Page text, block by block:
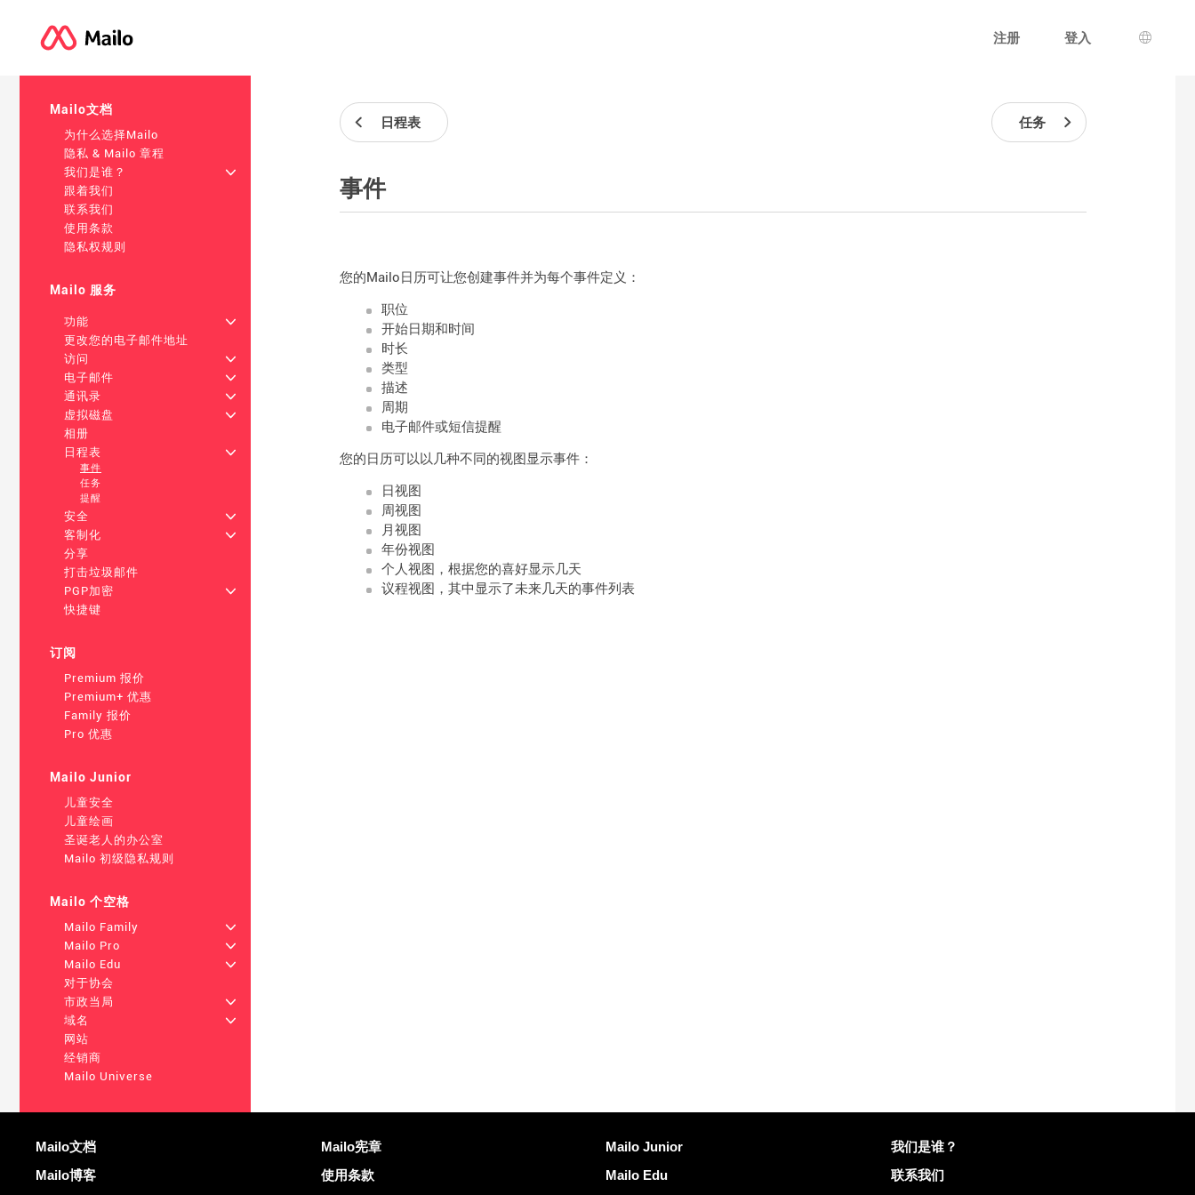
注册 登入
语言选
Mailo文档
为什么选择Mailo
隐私 & Mailo 章程
我们是谁？
+
跟着我们
联系我们
使用条款
隐私权规则
Mailo 服务
功能
+
更改您的电子邮件地址
访问
+
电子邮件
+
通讯录
+
虚拟磁盘
+
相册
日程表
+
事件
任务
提醒
安全
+
客制化
+
分享
打击垃圾邮件
PGP加密
+
快捷键
订阅
Premium 报价
Premium+ 优惠
Family 报价
Pro 优惠
Mailo Junior
儿童安全
儿童绘画
圣诞老人的办公室
Mailo 初级隐私规则
Mailo 个空格
Mailo Family
+
Mailo Pro
+
Mailo Edu
+
对于协会
市政当局
+
域名
+
网站
经销商
Mailo Universe
日程表 任务
事件
您的Mailo日历可让您创建事件并为每个事件定义：
职位
开始日期和时间
时长
类型
描述
周期
电子邮件或短信提醒
您的日历可以以几种不同的视图显示事件：
日视图
周视图
月视图
年份视图
个人视图，根据您的喜好显示几天
议程视图，其中显示了未来几天的事件列表
更多信息
Mailo文档
Mailo博客
有用的链接
Mailo宪章
使用条款
发现Mailo
Mailo Junior
Mailo Edu
有关Mailo的更多信息
我们是谁？
联系我们